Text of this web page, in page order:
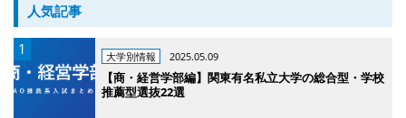
人気記事
大学別情報 2025.05.09
【商・経営学部編】関東有名私立大学の総合型・学校
推薦型選抜22選